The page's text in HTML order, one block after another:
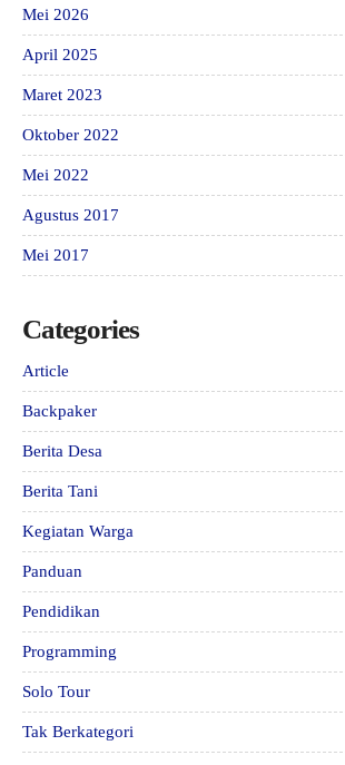
Mei 2026
April 2025
Maret 2023
Oktober 2022
Mei 2022
Agustus 2017
Mei 2017
Categories
Article
Backpaker
Berita Desa
Berita Tani
Kegiatan Warga
Panduan
Pendidikan
Programming
Solo Tour
Tak Berkategori